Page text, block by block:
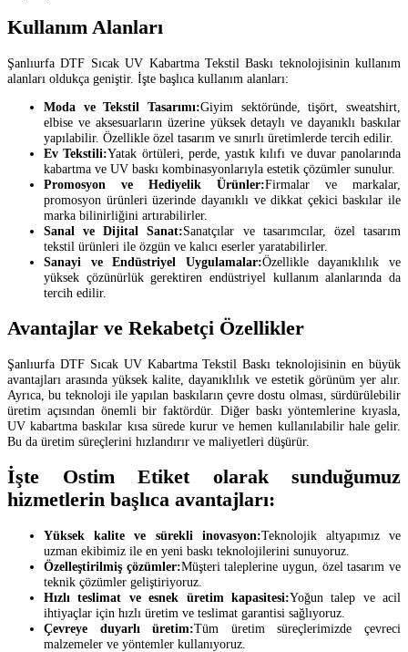
Kullanım Alanları
Şanlıurfa DTF Sıcak UV Kabartma Tekstil Baskı teknolojisinin kullanım
alanları oldukça geniştir. İşte başlıca kullanım alanları:
Moda ve Tekstil Tasarımı:Giyim sektöründe, tişört, sweatshirt,
elbise ve aksesuarların üzerine yüksek detaylı ve dayanıklı baskılar
yapılabilir. Özellikle özel tasarım ve sınırlı üretimlerde tercih edilir.
Ev Tekstili:Yatak örtüleri, perde, yastık kılıfı ve duvar panolarında
kabartma ve UV baskı kombinasyonlarıyla estetik çözümler sunulur.
Promosyon ve Hediyelik Ürünler:Firmalar ve markalar,
promosyon ürünleri üzerinde dayanıklı ve dikkat çekici baskılar ile
marka bilinirliğini artırabilirler.
Sanal ve Dijital Sanat:Sanatçılar ve tasarımcılar, özel tasarım
tekstil ürünleri ile özgün ve kalıcı eserler yaratabilirler.
Sanayi ve Endüstriyel Uygulamalar:Özellikle dayanıklılık ve
yüksek çözünürlük gerektiren endüstriyel kullanım alanlarında da
tercih edilir.
Avantajlar ve Rekabetçi Özellikler
Şanlıurfa DTF Sıcak UV Kabartma Tekstil Baskı teknolojisinin en büyük
avantajları arasında yüksek kalite, dayanıklılık ve estetik görünüm yer alır.
Ayrıca, bu teknoloji ile yapılan baskıların çevre dostu olması, sürdürülebilir
üretim açısından önemli bir faktördür. Diğer baskı yöntemlerine kıyasla,
UV kabartma baskılar kısa sürede kurur ve hemen kullanılabilir hale gelir.
Bu da üretim süreçlerini hızlandırır ve maliyetleri düşürür.
İşte Ostim Etiket olarak sunduğumuz
hizmetlerin başlıca avantajları:
Yüksek kalite ve sürekli inovasyon:Teknolojik altyapımız ve
uzman ekibimiz ile en yeni baskı teknolojilerini sunuyoruz.
Özelleştirilmiş çözümler:Müşteri taleplerine uygun, özel tasarım ve
teknik çözümler geliştiriyoruz.
Hızlı teslimat ve esnek üretim kapasitesi:Yoğun talep ve acil
ihtiyaçlar için hızlı üretim ve teslimat garantisi sağlıyoruz.
Çevreye duyarlı üretim:Tüm üretim süreçlerimizde çevreci
malzemeler ve yöntemler kullanıyoruz.